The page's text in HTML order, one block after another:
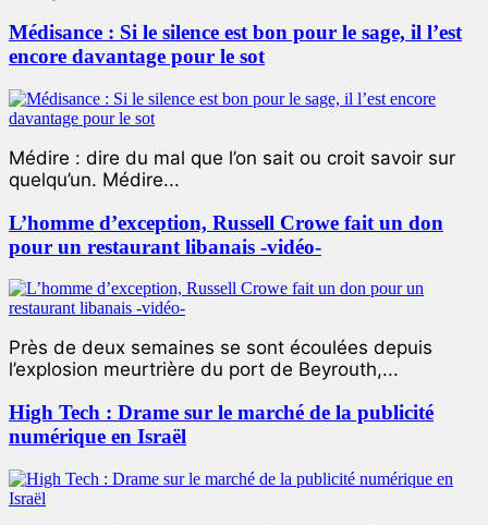
Médisance : Si le silence est bon pour le sage, il l’est
encore davantage pour le sot
Médire : dire du mal que l’on sait ou croit savoir sur
quelqu’un. Médire...
L’homme d’exception, Russell Crowe fait un don
pour un restaurant libanais -vidéo-
Près de deux semaines se sont écoulées depuis
l’explosion meurtrière du port de Beyrouth,...
High Tech : Drame sur le marché de la publicité
numérique en Israël